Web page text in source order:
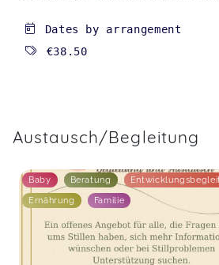
Dates by arrangement
€38.50
Austausch/Begleitung
Baby Beratung
Ernährung Familie